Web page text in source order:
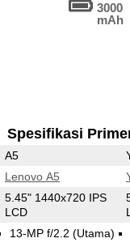
3000
mAh
Spesifikasi
A5
Lenovo A5
5.45" 1440x720 IPS
LCD
13-MP f/2.2 (Utama)